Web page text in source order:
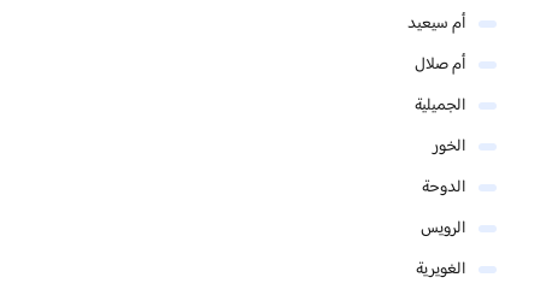
أم سيعيد
أم صلال
الجميلية
الخور
الدوحة
الرويس
الغويرية